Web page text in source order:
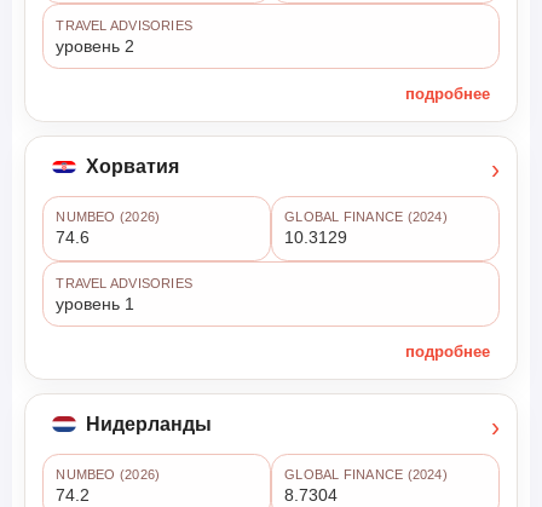
TRAVEL ADVISORIES
уровень 2
подробнее
Хорватия ›
NUMBEO (2026)
74.6
GLOBAL FINANCE (2024)
10.3129
TRAVEL ADVISORIES
уровень 1
подробнее
Нидерланды ›
NUMBEO (2026)
74.2
GLOBAL FINANCE (2024)
8.7304